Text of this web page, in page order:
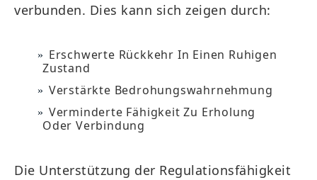
verbunden. Dies kann sich zeigen durch:
Erschwerte Rückkehr In Einen Ruhigen
Zustand
Verstärkte Bedrohungswahrnehmung
Verminderte Fähigkeit Zu Erholung
Oder Verbindung
Die Unterstützung der Regulationsfähigkeit